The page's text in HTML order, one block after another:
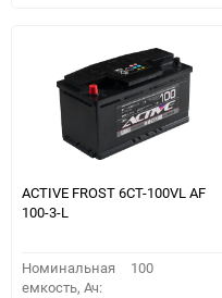
ACTIVE FROST 6СТ-100VL АF
100-3-L
Номинальная
емкость, Ач:
100